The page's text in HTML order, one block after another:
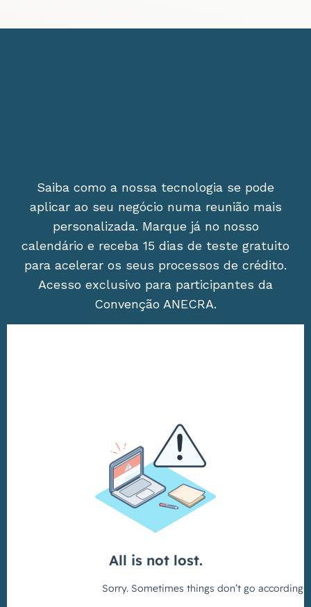
Saiba como a nossa tecnologia se pode
aplicar ao seu negócio numa reunião mais
personalizada. Marque já no nosso
calendário e receba 15 dias de teste gratuito
para acelerar os seus processos de crédito.
Acesso exclusivo para participantes da
Convenção ANECRA.